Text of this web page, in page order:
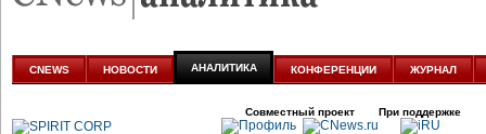
аналитике
CNEWS НОВОСТИ АНАЛИТИКА КОНФЕРЕНЦИИ ЖУРНАЛ
Совместный проект При поддержке